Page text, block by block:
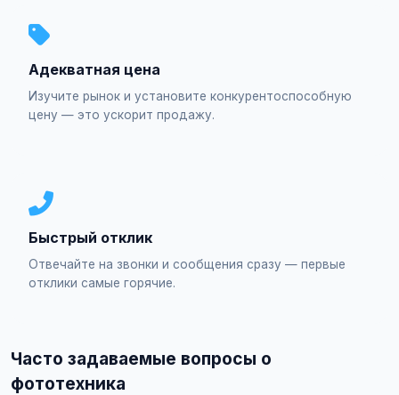
Адекватная цена
Изучите рынок и установите конкурентоспособную
цену — это ускорит продажу.
Быстрый отклик
Отвечайте на звонки и сообщения сразу — первые
отклики самые горячие.
Часто задаваемые вопросы о
фототехника